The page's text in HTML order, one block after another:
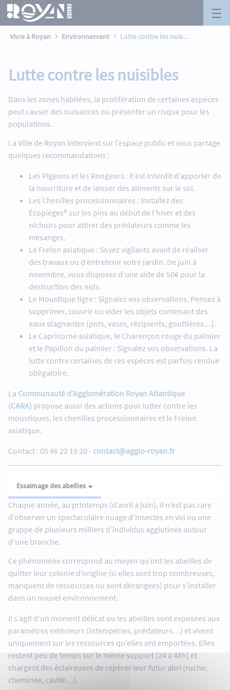
Panneau de gestion des cookies
Saut au contenu principal
Lutte contre les nuisibles - Royan
Vivre à Royan Environnement Lutte contre les nuisibles
Lutte contre les nuisibles
Dans les zones habitées, la prolifération de certaines espèces
peut causer des nuisances ou présenter un risque pour les
populations.
La Ville de Royan intervient sur l’espace public et vous partage
quelques recommandations :
Les Pigeons et les Rongeurs : Il est interdit d’apporter de
la nourriture et de laisser des aliments sur le sol.
Les Chenilles processionnaires : Installez des
Écopiéges® sur les pins au début de l’hiver et des
nichoirs pour attirer des prédateurs comme les
mésanges.
Le Frelon asiatique : Soyez vigilants avant de réaliser
des travaux ou d’entretenir votre jardin. De juin à
novembre, vous disposez d’une aide de 50€ pour la
destruction des nids.
Le Moustique tigre : Signalez vos observations. Pensez à
supprimer, couvrir ou vider les objets contenant des
eaux stagnantes (pots, vases, récipients, gouttières…).
Le Capricorne asiatique, le Charençon rouge du palmier
et le Papillon du palmier : Signalez vos observations. La
lutte contre certaines de ces espèces est parfois rendue
obligatoire.
La Communauté d’Agglomération Royan Atlantique
(CARA) propose aussi des actions pour lutter contre les
moustiques, les chenilles processionnaires et le Frelon
asiatique.
Contact : 05 46 22 19 20 - contact@agglo-royan.fr
Essaimage des abeilles
Chaque année, au printemps (d’avril à juin), il n’est pas rare
d’observer un spectaculaire nuage d’insectes en vol ou une
grappe de plusieurs milliers d’individus agglutinés autour
d’une branche.
Ce phénomène correspond au moyen qu’ont les abeilles de
quitter leur colonie d’origine (si elles sont trop nombreuses,
manquent de ressources ou sont dérangées) pour s’installer
dans un nouvel environnement.
Il s’agit d’un moment délicat ou les abeilles sont exposées aux
paramètres extérieurs (intempéries, prédateurs…) et vivent
uniquement sur les ressources qu’elles ont emportées. Elles
restent peu de temps sur le même support (24 à 48h) et
chargent des éclaireuses de repérer leur futur abri (ruche,
cheminée, cavité…).